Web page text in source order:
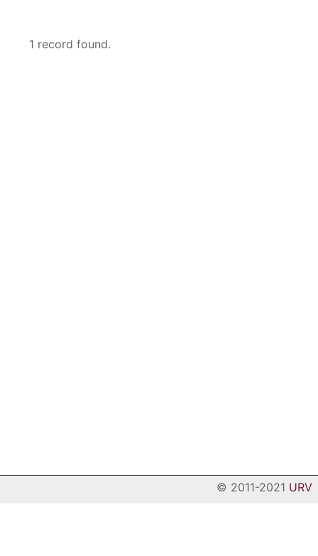
1 record found.
© 2011-2021 URV